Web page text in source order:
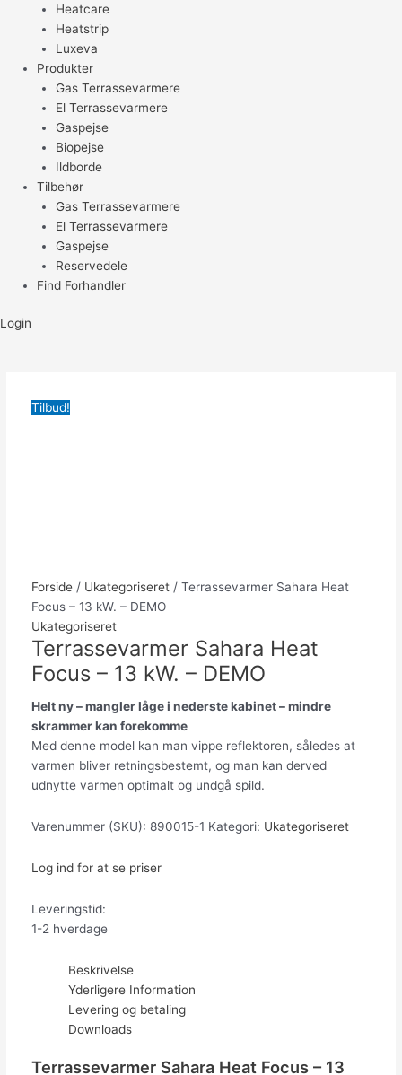
Heatcare
Heatstrip
Luxeva
Produkter
Gas Terrassevarmere
El Terrassevarmere
Gaspejse
Biopejse
Ildborde
Tilbehør
Gas Terrassevarmere
El Terrassevarmere
Gaspejse
Reservedele
Find Forhandler
Login
Tilbud!
Forside/ Ukategoriseret/ Terrassevarmer Sahara Heat
Focus – 13 kW. – DEMO
Ukategoriseret
Terrassevarmer Sahara Heat
Focus – 13 kW. – DEMO
Helt ny – mangler låge i nederste kabinet – mindre
skrammer kan forekomme
Med denne model kan man vippe reflektoren, således at
varmen bliver retningsbestemt, og man kan derved
udnytte varmen optimalt og undgå spild.
Varenummer (SKU): 890015-1 Kategori: Ukategoriseret
Log ind for at se priser
Leveringstid:
1-2 hverdage
Beskrivelse
Yderligere Information
Levering og betaling
Downloads
Terrassevarmer Sahara Heat Focus – 13